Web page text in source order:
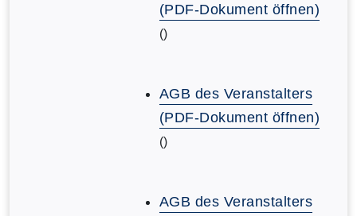
(PDF-Dokument öffnen)
()
AGB des Veranstalters
(PDF-Dokument öffnen)
()
AGB des Veranstalters